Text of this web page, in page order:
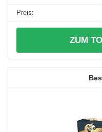
ZUM